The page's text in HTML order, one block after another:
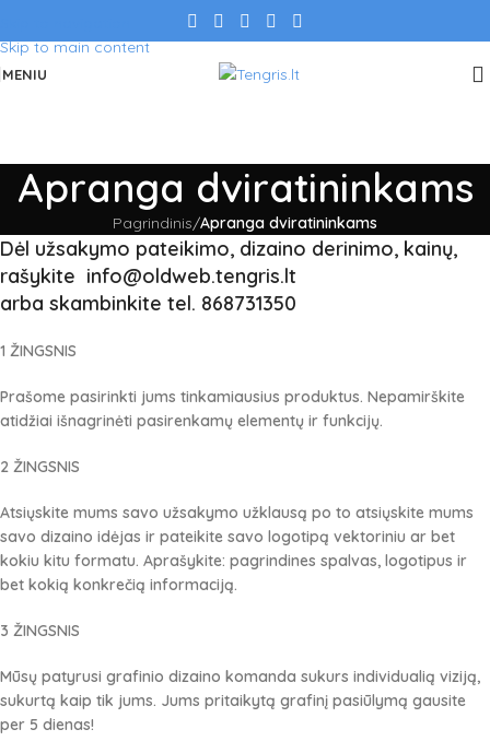
Skip to main content
MENIU
Apranga dviratininkams
Pagrindinis/Apranga dviratininkams
Dėl užsakymo pateikimo, dizaino derinimo, kainų,
rašykite info@oldweb.tengris.lt
arba skambinkite tel. 868731350
1 ŽINGSNIS
Prašome pasirinkti jums tinkamiausius produktus. Nepamirškite
atidžiai išnagrinėti pasirenkamų elementų ir funkcijų.
2 ŽINGSNIS
Atsiųskite mums savo užsakymo užklausą po to atsiųskite mums
savo dizaino idėjas ir pateikite savo logotipą vektoriniu ar bet
kokiu kitu formatu. Aprašykite: pagrindines spalvas, logotipus ir
bet kokią konkrečią informaciją.
3 ŽINGSNIS
Mūsų patyrusi grafinio dizaino komanda sukurs individualią viziją,
sukurtą kaip tik jums. Jums pritaikytą grafinį pasiūlymą gausite
per 5 dienas!